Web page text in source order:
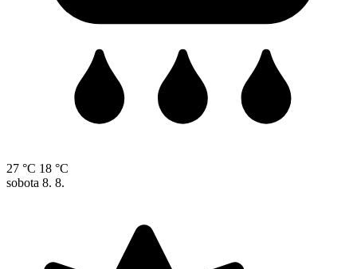
27 °C 18 °C
sobota 8. 8.